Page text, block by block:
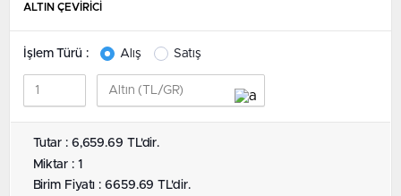
ALTIN ÇEVİRİCİ
İşlem Türü : Alış Satış
Tutar : 6,659.69 TL'dir.
Miktar : 1
Birim Fiyatı : 6659.69 TL'dir.